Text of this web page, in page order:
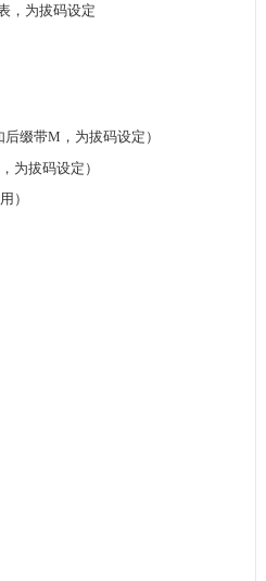
，为拔码设定
后缀带M ，为拔码设定）
，为拔码设定）
）